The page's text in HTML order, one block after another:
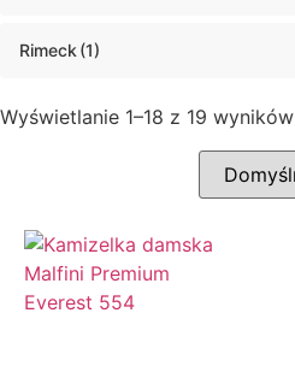
Rimeck (1)
Wyświetlanie 1–18 z 19 wyników